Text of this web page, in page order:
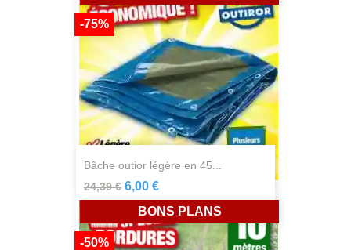
bâche outior légère en 45...
24,39 €
-75%
6,00 €
-50%
BONS PLANS